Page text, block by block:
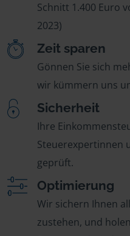
Schnitt 1.400 Euro
2023)
Zeit sparen
Gönnen Sie sich
wir kümmern uns
Sicherheit
Ihre
Steuerexpertinnen
geprüft.
Optimierung
Wir sichern Ihnen
zustehen, und